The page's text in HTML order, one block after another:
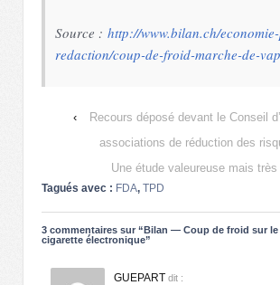
Source : http://www.bilan.ch/
redaction/coup-de-froid-marche-de-
‹
Recours déposé devant le Conseil
associations de réduction des
Une étude valeureuse mais
Tagués avec : FDA, TPD
3 commentaires sur “ Bilan — Coup de froid sur le
cigarette électronique”
GUEPART dit :